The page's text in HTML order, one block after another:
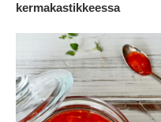
kermakastikkeessa